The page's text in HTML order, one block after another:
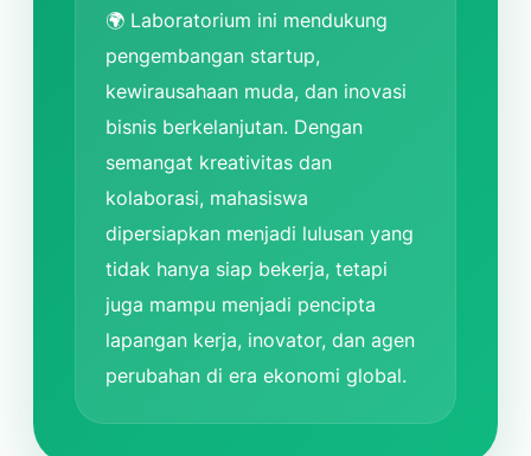
🌍 Laboratorium ini mendukung
pengembangan startup,
kewirausahaan muda, dan inovasi
bisnis berkelanjutan. Dengan
semangat kreativitas dan
kolaborasi, mahasiswa
dipersiapkan menjadi lulusan yang
tidak hanya siap bekerja, tetapi
juga mampu menjadi pencipta
lapangan kerja, inovator, dan agen
perubahan di era ekonomi global.